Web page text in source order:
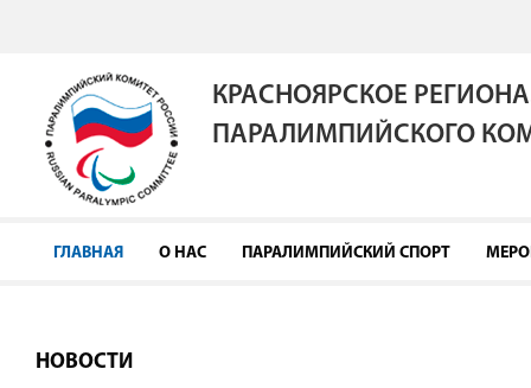
КРАСНОЯРСКОЕ
ПАРАЛИМПИЙСКОГО
ГЛАВНАЯ О НАС ПАРАЛИМПИЙСКИЙ СПОРТ
НОВОСТИ